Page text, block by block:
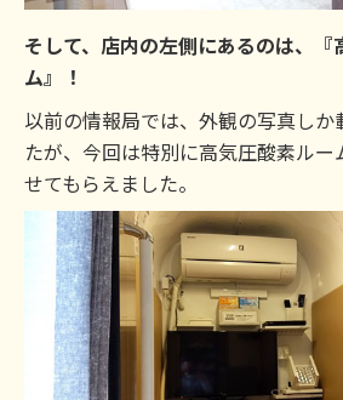
そして、店内の左側にあるのは、『
ム』！
以前の情報局では、外観の写真しか
たが、今回は特別に高気圧酸素ルー
せてもらえました。